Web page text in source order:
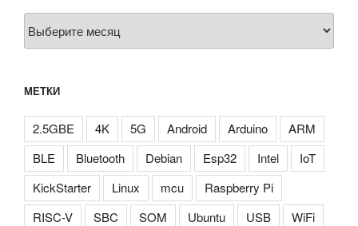
МЕТКИ
2.5GBE 4K 5G Android Arduino
ARM
BLE
Bluetooth Debian Esp32 Intel
IoT
KickStarter
Linux mcu
Raspberry Pi
RISC-V
SBC SOM Ubuntu USB
WiFi